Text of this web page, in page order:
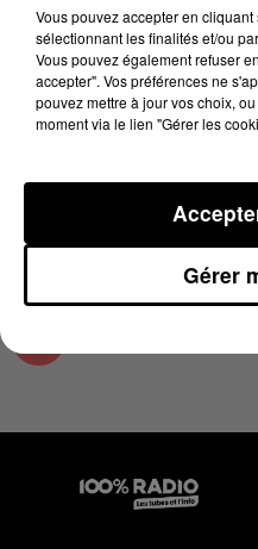
24 mai 2024 - 1 min 14 sec
L'AGENDA DU TARN
24/05/2024 À 07H51
L'agenda du Tarn et
Vous pouvez accepter en
sélectionnant les finalités et/ou
Vous pouvez également refuser
accepter". Vos préférences ne
pouvez mettre à jour vos choix,
moment via le lien "Gérer les
Gérer